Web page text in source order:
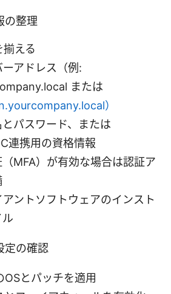
の整理
える
アドレス（例:
または
）
パスワード、または
連携用の資格情報
MFA）が有効な場合は認証ア
ントソフトウェアのインスト
定の確認
とパッチを適用